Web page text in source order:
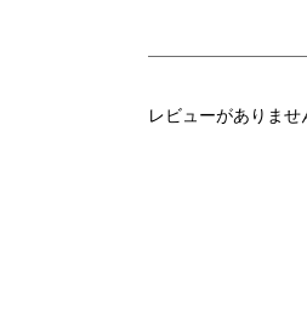
レビューがありませ